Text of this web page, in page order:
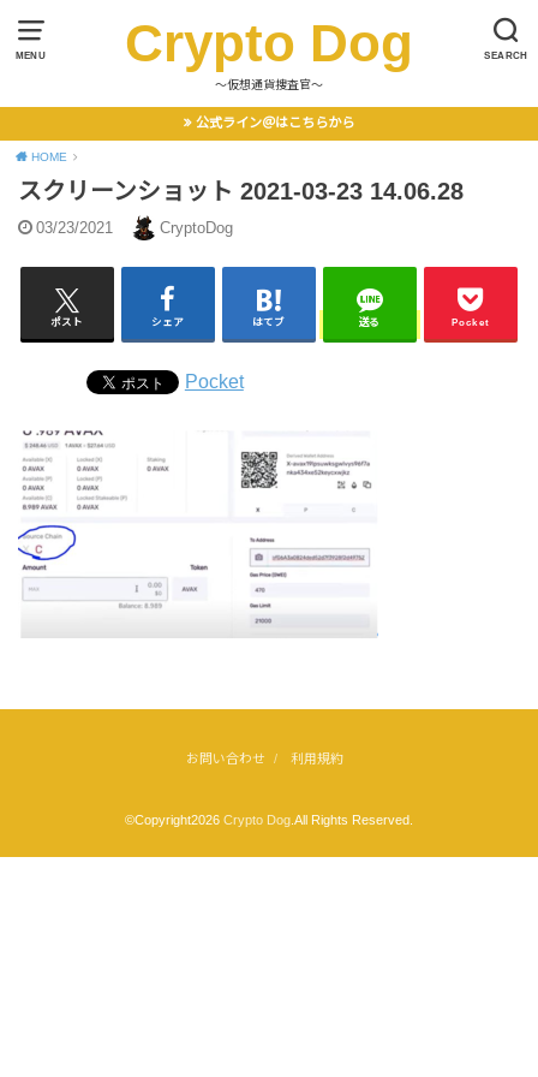
MENU SEARCH
Crypto Dog
〜仮想通貨捜査官〜
公式ライン＠はこちらから
HOME
スクリーンショット 2021-03-23 14.06.28
03/23/2021 CryptoDog
ポスト シェア はてブ 送る Pocket
Pocket
お問い合わせ 利用規約
©Copyright2026 Crypto Dog.All Rights Reserved.